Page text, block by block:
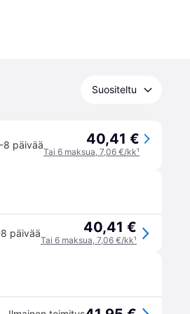
Suositeltu
8 päivää 40,41 €
Tai 6 maksua, 7,06 €/kk¹
päivää 40,41 €
Tai 6 maksua, 7,06 €/kk¹